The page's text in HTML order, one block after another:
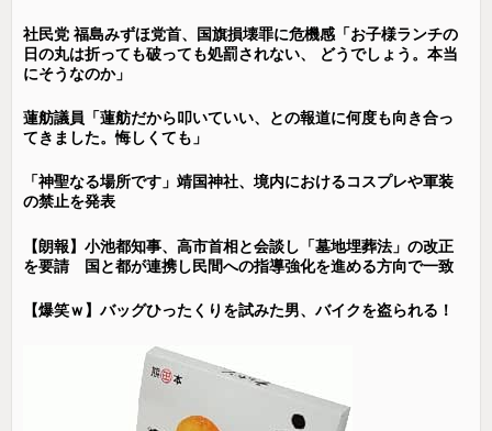
社民党 福島みずほ党首、国旗損壊罪に危機感「お子様ランチの
日の丸は折っても破っても処罰されない、 どうでしょう。本当
にそうなのか」
蓮舫議員「蓮舫だから叩いていい、との報道に何度も向き合っ
てきました。悔しくても」
「神聖なる場所です」靖国神社、境内におけるコスプレや軍装
の禁止を発表
【朗報】小池都知事、高市首相と会談し「墓地埋葬法」の改正
を要請 国と都が連携し民間への指導強化を進める方向で一致
【爆笑ｗ】バッグひったくりを試みた男、バイクを盗られる！